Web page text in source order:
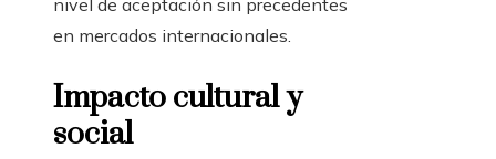
nivel de aceptación sin precedentes
en mercados internacionales.
Impacto cultural y
social